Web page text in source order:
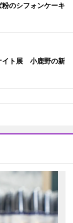
のシフォンケーキ
イト展 小鹿野の新